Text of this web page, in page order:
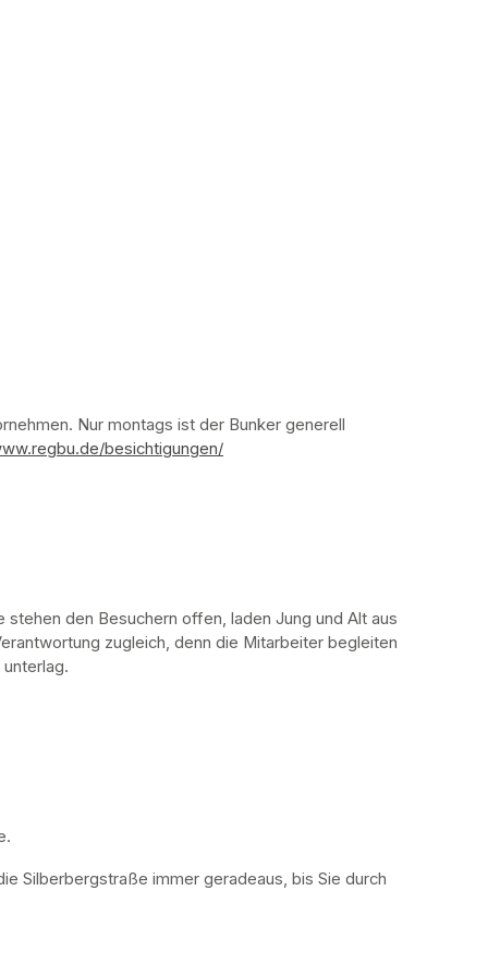
Nur montags ist der Bunker generell
besichtigungen/
den Besuchern offen, laden Jung und Alt aus
zugleich, denn die Mitarbeiter begleiten
Silberbergstraße immer geradeaus, bis Sie durch